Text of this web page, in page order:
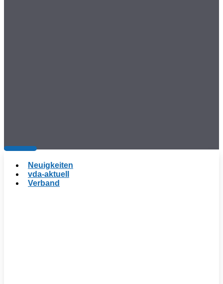
Neuigkeiten
vda-aktuell
Verband